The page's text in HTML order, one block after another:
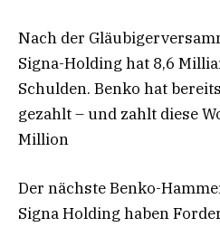
Nach der
Signa-Holding hat 8,6
Schulden. Benko hat
gezahlt – und zahlt diese
Million
Der nächste Benko-
Signa Holding haben